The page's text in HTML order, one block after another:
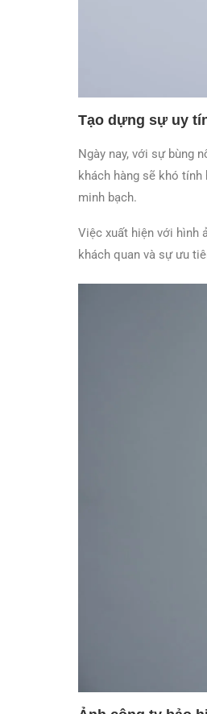
Tạo dựng sự uy
Ngày nay, với sự bùng
khách hàng sẽ khó
minh bạch.
Việc xuất hiện với hình
khách quan và sự ưu